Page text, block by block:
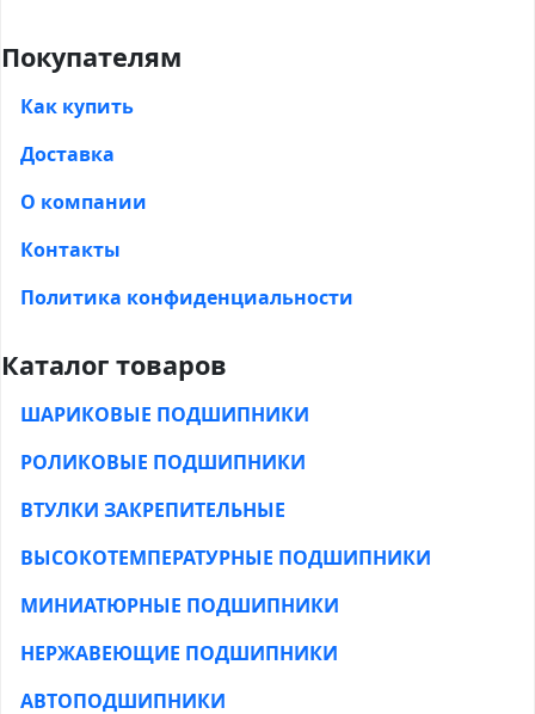
Покупателям
Как купить
Доставка
О компании
Контакты
Политика конфиденциальности
Каталог товаров
ШАРИКОВЫЕ ПОДШИПНИКИ
РОЛИКОВЫЕ ПОДШИПНИКИ
ВТУЛКИ ЗАКРЕПИТЕЛЬНЫЕ
ВЫСОКОТЕМПЕРАТУРНЫЕ ПОДШИПНИКИ
МИНИАТЮРНЫЕ ПОДШИПНИКИ
НЕРЖАВЕЮЩИЕ ПОДШИПНИКИ
АВТОПОДШИПНИКИ